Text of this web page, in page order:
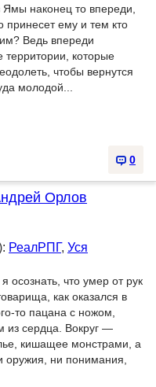
наконец то впереди,
принесет ему и тем кто
Ведь впереди
территории, которые
чтобы вернутся
молодой...
0
Орлов
РеалРПГ, Уся
осознать, что умер от рук
как оказался в
то пацана с ножом,
из сердца. Вокруг —
кишащее монстрами, а
оружия, ни понимания,